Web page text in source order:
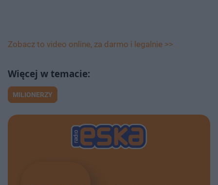
Zobacz to video online, za darmo i legalnie >>
MILIONERZY